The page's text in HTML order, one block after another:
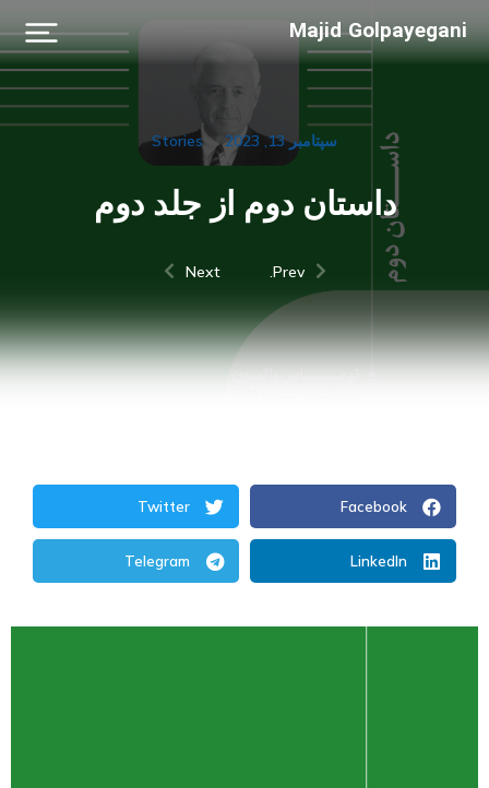
Majid Golpayegani
سپتامبر 13, 2023 Stories
داستان دوم از جلد دوم
Prev.
Next
Facebook
Twitter
LinkedIn
Telegram